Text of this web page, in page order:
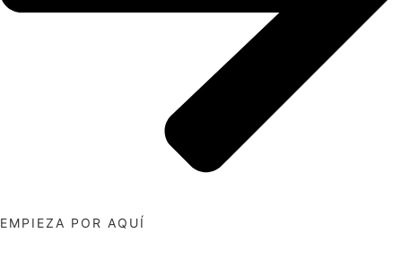
EMPIEZA POR AQUÍ